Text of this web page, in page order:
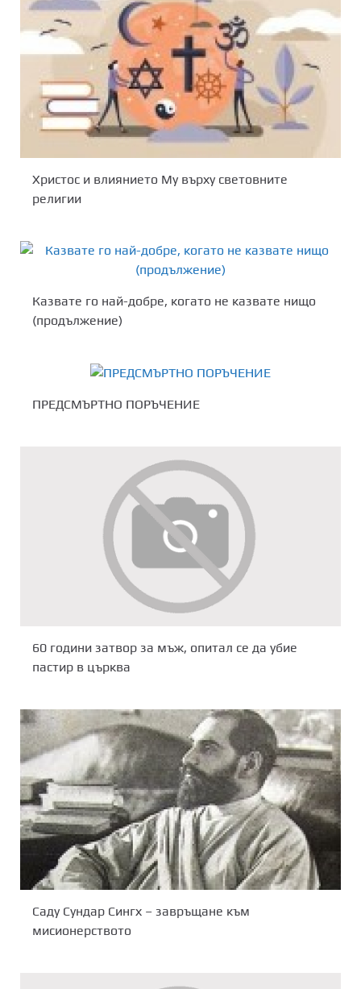
Христос и влиянието Му върху световните
религии
Казвате го най-добре, когато не казвате нищо
(продължение)
ПРЕДСМЪРТНО ПОРЪЧЕНИЕ
60 години затвор за мъж, опитал се да убие
пастир в църква
Саду Сундар Сингх – завръщане към
мисионерството